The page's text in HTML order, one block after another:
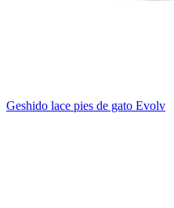
Geshido lace pies de gato Evolv